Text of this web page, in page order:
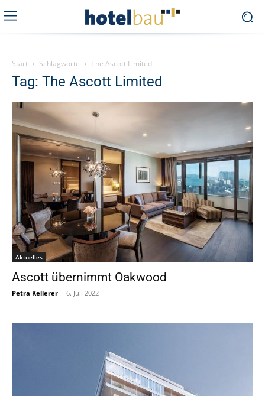
Start Schlagworte The Ascott Limited
Tag: The Ascott Limited
Aktuelles
Ascott übernimmt Oakwood
Petra Kellerer - 6. Juli 2022